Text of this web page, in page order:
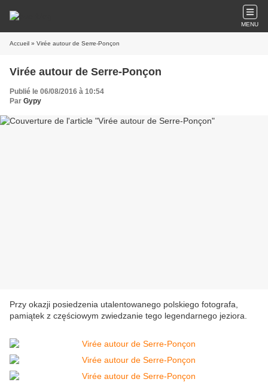
MENU
Accueil » Virée autour de Serre-Ponçon
Virée autour de Serre-Ponçon
Publié le 06/08/2016 à 10:54
Par Gypy
Przy okazji posiedzenia utalentowanego polskiego fotografa,
pamiątek z częściowym zwiedzanie tego legendarnego jeziora.